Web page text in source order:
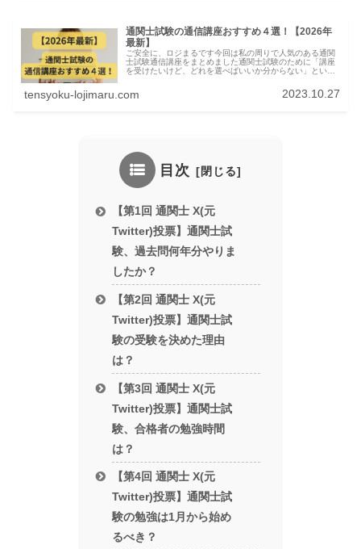
通関士試験の通信講座おすすめ４選！【2026年
最新】
ご安全に、ロジまるです今回は私の周りで人気のある通関
士試験通信講座をまとめました通関士試験のために「講座
を受けたいけど、どれを選べばいいか分からない」という
tensyoku-lojimaru.com 2023.10.27
目次
【第1回 通関士 X(元
Twitter)投票】通関士試
験、過去問何年分やりま
したか？
【第2回 通関士 X(元
Twitter)投票】通関士試
験の受験を決めた理由
は？
【第3回 通関士 X(元
Twitter)投票】通関士試
験、合格者の勉強時間
は？
【第4回 通関士 X(元
Twitter)投票】通関士試
験の勉強は1月から始め
るべき？